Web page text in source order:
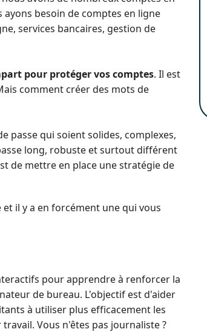
besoin de comptes en ligne
services bancaires, gestion de
pour protéger vos comptes. Il est
comment créer des mots de
passe qui soient solides, complexes,
long, robuste et surtout différent
de mettre en place une stratégie de
il y a en forcément une qui vous
pour apprendre à renforcer la
de bureau. L'objectif est d'aider
à utiliser plus efficacement les
Vous n'êtes pas journaliste ?